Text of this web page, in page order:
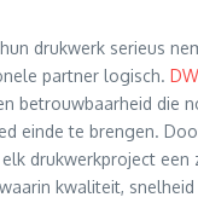
drukwerk serieus
partner logisch.
betrouwbaarheid die
einde te brengen.
drukwerkproject een
kwaliteit, snelheid